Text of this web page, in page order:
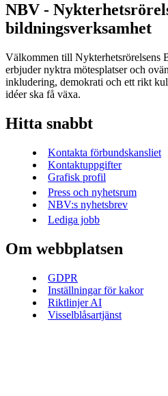
NBV -
bildningsverksamhet
Välkommen till Nykterhetsrörelsens
erbjuder nyktra mötesplatser och
inkludering, demokrati och ett rikt
idéer ska få växa.
Hitta snabbt
Kontakta förbundskansliet
Kontaktuppgifter
Grafisk profil
Press och nyhetsrum
NBV:s nyhetsbrev
Lediga jobb
Om webbplatsen
GDPR
Inställningar för kakor
Riktlinjer AI
Visselblåsartjänst